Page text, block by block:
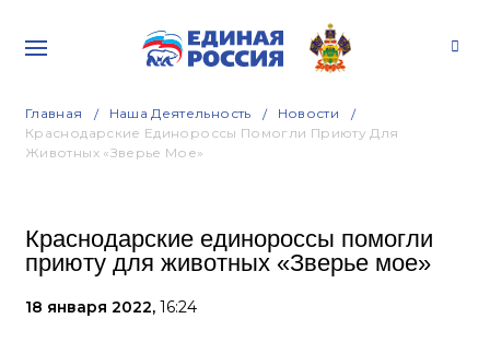
Главная Наша Деятельность
Новости
Краснодарские Единороссы Помогли Приюту Для
Животных «Зверье Мое»
Краснодарские единороссы помогли
приюту для животных «Зверье мое»
18 января 2022, 16:24